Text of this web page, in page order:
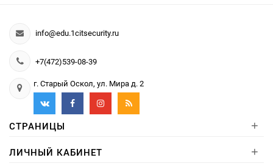
info@edu.1citsecurity.ru
+7(472)539-08-39
г. Старый Оскол, ул. Мира д. 2
СТРАНИЦЫ +
ЛИЧНЫЙ КАБИНЕТ +